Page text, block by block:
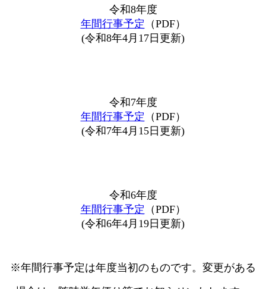
令和8年度
年間行事予定 （PDF）
(令和8年4月17日更新)
令和7年度
年間行事予定 （PDF）
(令和7年4月15日更新)
令和6年度
年間行事予定 （PDF）
(令和6年4月19日更新)
※年間行事予定は年度当初のものです。変更がある